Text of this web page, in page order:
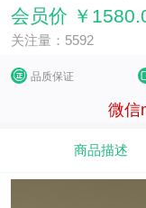
会员价 ￥
关注量：5592
品质保证
微信
商品描述